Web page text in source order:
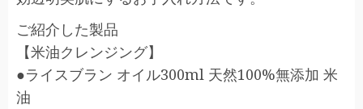
ご紹介した製品
【米油クレンジング】
●ライスブラン オイル300ml 天然100%無添加 米
油